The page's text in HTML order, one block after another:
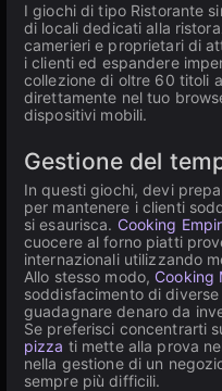
I giochi di tipo Ristorante
di locali dedicati alla
camerieri e proprietari di
i clienti ed espandere
collezione di oltre 60 titoli
direttamente nel tuo
dispositivi mobili.
Gestione del
In questi giochi, devi
per mantenere i clienti
si esaurisca. Cooking
cuocere al forno piatti
internazionali utilizzando
Allo stesso modo, Cooking
soddisfacimento di
guadagnare denaro da
Se preferisci concentrarti
pizza ti mette alla prova
nella gestione di un
sempre più difficili.